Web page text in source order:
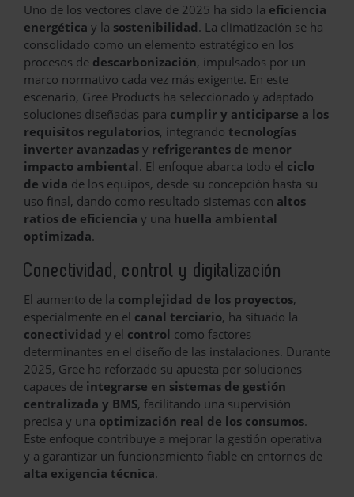
Uno de los vectores clave de 2025 ha sido la eficiencia
energética y la sostenibilidad. La climatización se ha
consolidado como un elemento estratégico en los
procesos de descarbonización, impulsados por un
marco normativo cada vez más exigente. En este
escenario, Gree Products ha seleccionado y adaptado
soluciones diseñadas para cumplir y anticiparse a los
requisitos regulatorios, integrando tecnologías
inverter avanzadas y refrigerantes de menor
impacto ambiental. El enfoque abarca todo el ciclo
de vida de los equipos, desde su concepción hasta su
uso final, dando como resultado sistemas con altos
ratios de eficiencia y una huella ambiental
optimizada.
Conectividad, control y digitalización
El aumento de la complejidad de los proyectos,
especialmente en el canal terciario, ha situado la
conectividad y el control como factores
determinantes en el diseño de las instalaciones. Durante
2025, Gree ha reforzado su apuesta por soluciones
capaces de integrarse en sistemas de gestión
centralizada y BMS, facilitando una supervisión
precisa y una optimización real de los consumos.
Este enfoque contribuye a mejorar la gestión operativa
y a garantizar un funcionamiento fiable en entornos de
alta exigencia técnica.